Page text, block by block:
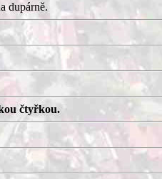
dupárně.
čtyřkou.